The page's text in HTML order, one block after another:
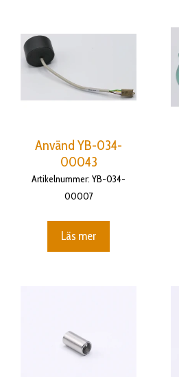
Använd YB-034-
00043
Artikelnummer: YB-034-
00007
Läs mer